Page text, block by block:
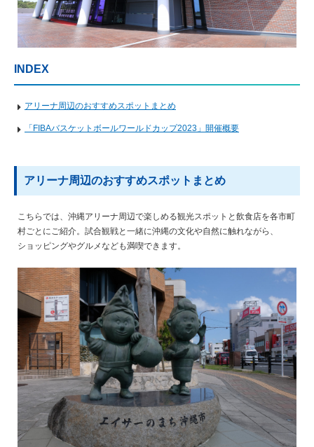
INDEX
アリーナ周辺のおすすめスポットまとめ
「FIBAバスケットボールワールドカップ2023」開催概要
アリーナ周辺のおすすめスポットまとめ
こちらでは、沖縄アリーナ周辺で楽しめる観光スポットと飲食店を各市町
村ごとにご紹介。試合観戦と一緒に沖縄の文化や自然に触れながら、
ショッピングやグルメなども満喫できます。